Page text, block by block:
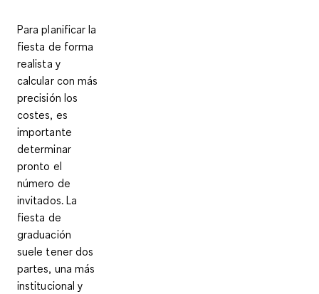
Para planificar la
fiesta de forma
realista y
calcular con más
precisión los
costes, es
importante
determinar
pronto el
número de
invitados. La
fiesta de
graduación
suele tener dos
partes, una más
institucional y